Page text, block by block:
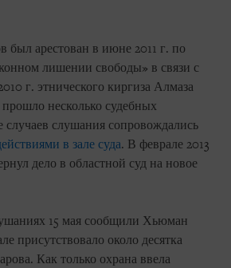
был арестован в июне 2011 г. по
лишении свободы» в связи с
г. этнического киргиза Алмаза
несколько судебных
случаев слушания сопровождались
в зале суда. В феврале 2013
дело в областной суд на новое
15 мая сообщили Хьюман
присутствовало около десятка
Как только охрана ввела